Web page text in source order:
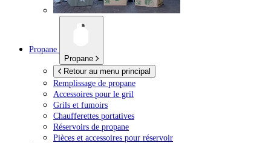
Propane
Propane
Retour au menu principal
Remplissage de propane
Accessoires pour le gril
Grils et fumoirs
Chaufferettes portatives
Réservoirs de propane
Pièces et accessoires pour réservoir